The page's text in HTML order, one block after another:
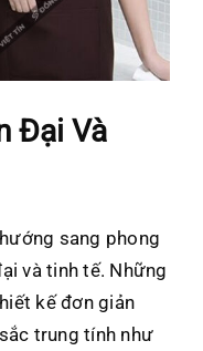
Đại Và
sang phong
và tinh tế. Những
kế đơn giản
trung tính như